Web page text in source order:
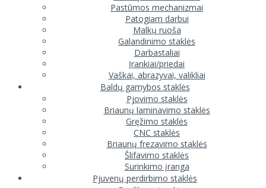
Pastūmos mechanizmai
Patogiam darbui
Malkų ruoša
Galandinimo staklės
Darbastaliai
Įrankiai/priedai
Vaškai, abrazyvai, valikliai
Baldų gamybos staklės
Pjovimo staklės
Briaunų laminavimo staklės
Gręžimo staklės
CNC staklės
Briaunų frezavimo staklės
Šlifavimo staklės
Surinkimo įranga
Pjuvenų perdirbimo staklės